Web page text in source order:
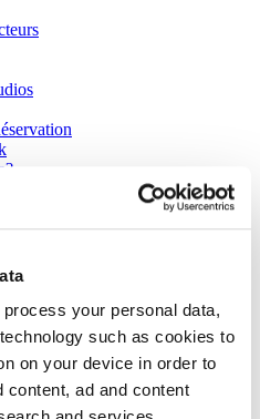
process your personal data,
such as cookies to
on your device in order to
content, ad and content
vocaux